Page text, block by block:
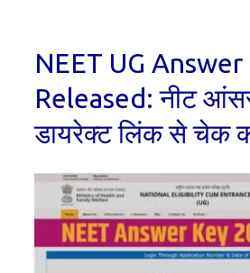
NEET UG
Released: नीट
डायरेक्ट लिंक से चेक